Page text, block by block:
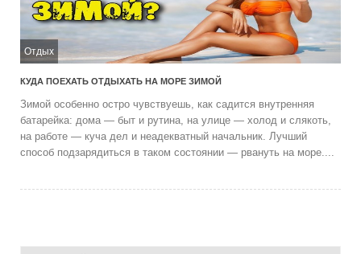
Отдых
КУДА ПОЕХАТЬ ОТДЫХАТЬ НА МОРЕ ЗИМОЙ
Зимой особенно остро чувствуешь, как садится внутренняя
батарейка: дома — быт и рутина, на улице — холод и слякоть,
на работе — куча дел и неадекватный начальник. Лучший
способ подзарядиться в таком состоянии — рвануть на море....